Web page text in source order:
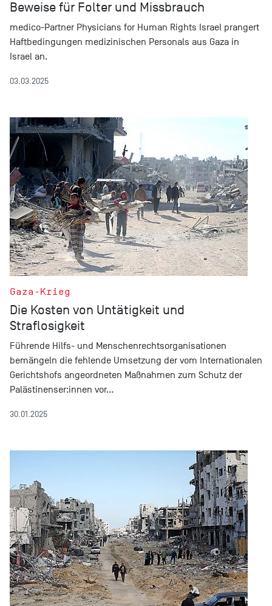
Beweise für Folter und Missbrauch
medico-Partner Physicians for Human Rights Israel prangert
Haftbedingungen medizinischen Personals aus Gaza in
Israel an.
03.03.2025
Gaza-Krieg
Die Kosten von Untätigkeit und
Straflosigkeit
Führende Hilfs- und Menschenrechtsorganisationen
bemängeln die fehlende Umsetzung der vom Internationalen
Gerichtshofs angeordneten Maßnahmen zum Schutz der
Palästinenser:innen vor…
30.01.2025